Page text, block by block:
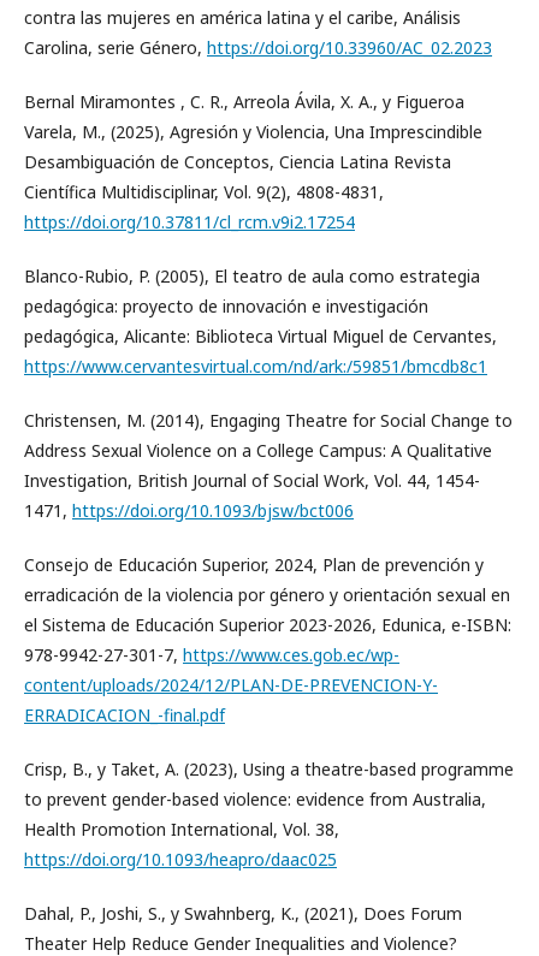
contra las mujeres en américa latina y el caribe, Análisis
Carolina, serie Género, https://doi.org/10.33960/AC_02.2023
Bernal Miramontes , C. R., Arreola Ávila, X. A., y Figueroa
Varela, M., (2025), Agresión y Violencia, Una Imprescindible
Desambiguación de Conceptos, Ciencia Latina Revista
Científica Multidisciplinar, Vol. 9(2), 4808-4831,
https://doi.org/10.37811/cl_rcm.v9i2.17254
Blanco-Rubio, P. (2005), El teatro de aula como estrategia
pedagógica: proyecto de innovación e investigación
pedagógica, Alicante: Biblioteca Virtual Miguel de Cervantes,
https://www.cervantesvirtual.com/nd/ark:/59851/bmcdb8c1
Christensen, M. (2014), Engaging Theatre for Social Change to
Address Sexual Violence on a College Campus: A Qualitative
Investigation, British Journal of Social Work, Vol. 44, 1454-
1471, https://doi.org/10.1093/bjsw/bct006
Consejo de Educación Superior, 2024, Plan de prevención y
erradicación de la violencia por género y orientación sexual en
el Sistema de Educación Superior 2023-2026, Edunica, e-ISBN:
978-9942-27-301-7, https://www.ces.gob.ec/wp-
content/uploads/2024/12/PLAN-DE-PREVENCION-Y-
ERRADICACION_-final.pdf
Crisp, B., y Taket, A. (2023), Using a theatre-based programme
to prevent gender-based violence: evidence from Australia,
Health Promotion International, Vol. 38,
https://doi.org/10.1093/heapro/daac025
Dahal, P., Joshi, S., y Swahnberg, K., (2021), Does Forum
Theater Help Reduce Gender Inequalities and Violence?